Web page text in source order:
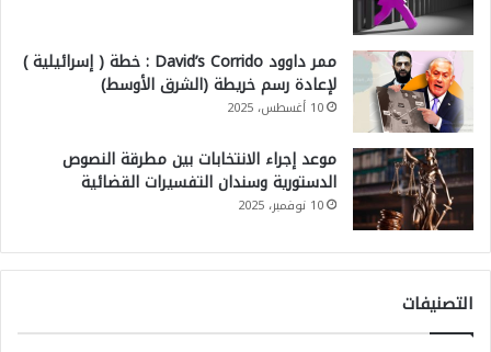
ممر داوود David’s Corrido : خطة ( إسرائيلية )
لإعادة رسم خريطة (الشرق الأوسط)
10 أغسطس، 2025
موعد إجراء الانتخابات بين مطرقة النصوص
الدستورية وسندان التفسيرات القضائية
10 نوفمبر، 2025
التصنيفات